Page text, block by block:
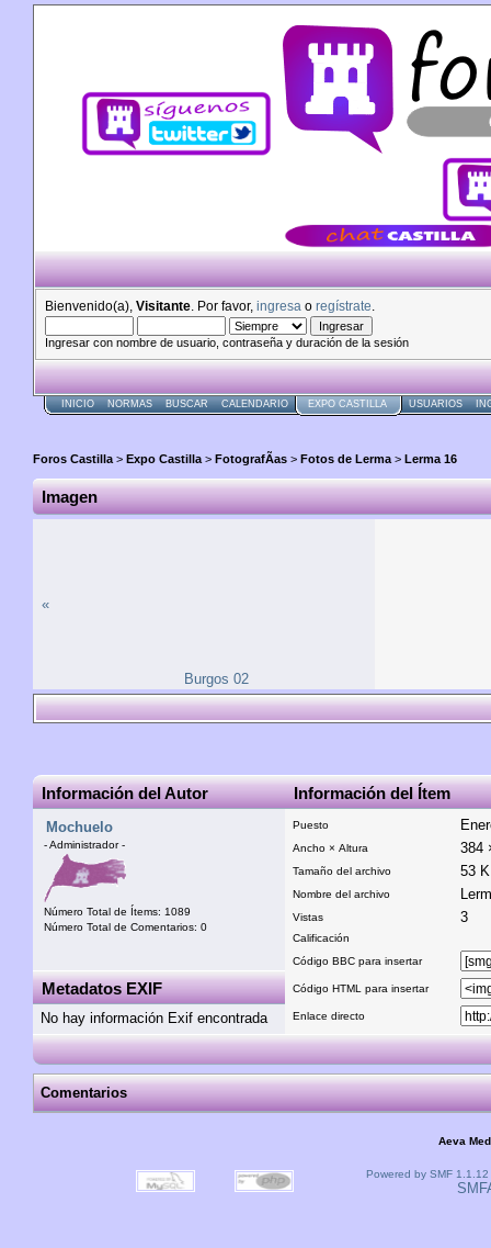
Bienvenido(a), Visitante . Por favor, ingresa o regístrate
Ingresar con nombre de usuario, contraseña y duración de la sesión
INICIO NORMAS BUSCAR CALENDARIO EXPO CASTILLA USUARIOS
Foros Castilla > Expo Castilla > FotografÃ­as > Fotos de Lerma > Lerma 16
Imagen
«
Burgos 02
Información del Autor Información del Ítem
Mochuelo
- Administrador -
Número Total de Ítems: 1089
Número Total de Comentarios: 0
Puesto
Ancho × Altura 384
Tamaño del archivo 53
Nombre del archivo
Vistas 3
Calificación
Código BBC para insertar
Código HTML para insertar
Enlace directo
Metadatos EXIF
No hay información Exif encontrada
Comentarios
Aeva
Powered by SMF 1.1.12